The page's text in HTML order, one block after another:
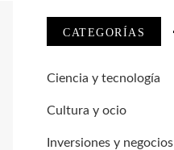
CATEGORÍAS
Ciencia y tecnología
Cultura y ocio
Inversiones y negocios